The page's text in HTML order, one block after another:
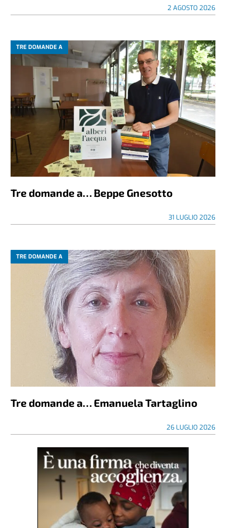
2 AGOSTO 2026
TRE DOMANDE A
Tre domande a… Beppe Gnesotto
31 LUGLIO 2026
TRE DOMANDE A
Tre domande a… Emanuela Tartaglino
26 LUGLIO 2026